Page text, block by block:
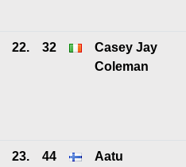
22. 32
Casey Jay
Coleman
23. 44
Aatu